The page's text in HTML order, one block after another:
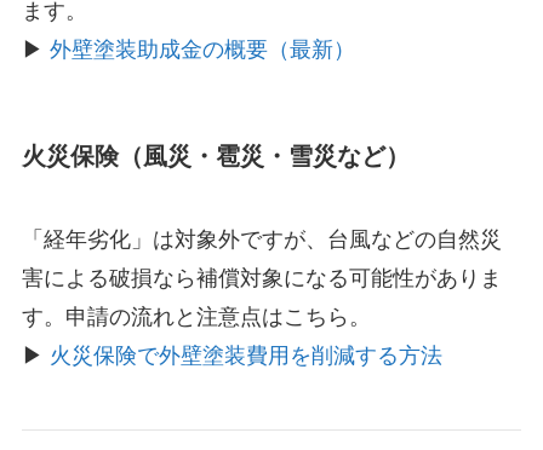
ます。
▶ 外壁塗装助成金の概要（最新）
火災保険（風災・雹災・雪災など）
「経年劣化」は対象外ですが、台風などの自然災
害による破損なら補償対象になる可能性がありま
す。申請の流れと注意点はこちら。
▶ 火災保険で外壁塗装費用を削減する方法